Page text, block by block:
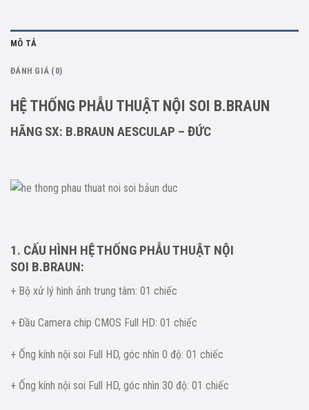
MÔ TẢ
ĐÁNH GIÁ (0)
HỆ THỐNG PHẪU THUẬT NỘI SOI B.BRAUN
HÃNG SX: B.BRAUN AESCULAP – ĐỨC
1. CẤU HÌNH HỆ THỐNG PHẪU THUẬT NỘI
SOI B.BRAUN:
+ Bộ xử lý hình ảnh trung tâm: 01 chiếc
+ Đầu Camera chip CMOS Full HD: 01 chiếc
+ Ống kính nội soi Full HD, góc nhìn 0 độ: 01 chiếc
+ Ống kính nội soi Full HD, góc nhìn 30 độ: 01 chiếc